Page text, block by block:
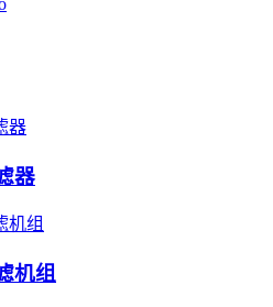
器
机组